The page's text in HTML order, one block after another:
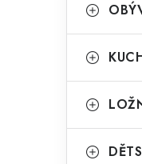
o
t
r
kategorie
a
e
o